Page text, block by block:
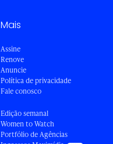
Mais
Assine
Renove
Anuncie
Política de privacidade
Fale conosco
Edição semanal
Women to Watch
Portfólio de Agências